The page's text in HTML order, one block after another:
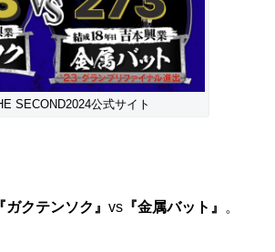
SECOND2024公式サイト
『ガクテンソク』 vs 『金属バット』 。